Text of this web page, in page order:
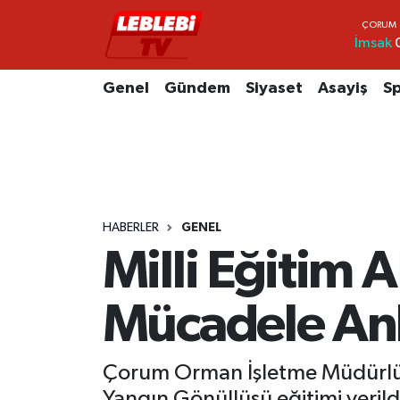
İmsak
Genel Gündem Siyaset Asayiş
HABERLER GENEL
Milli Eğitim
Mücadele
Çorum Orman İşletme
Hava Durumu
Tüm Manşetler
Haber Arşivi